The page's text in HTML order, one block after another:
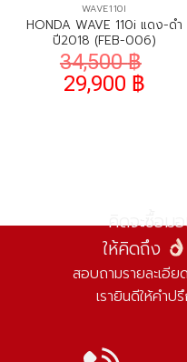
WAVE110I
HONDA WAVE 110i แดง-ดำ
ปี2018 (FEB-006)
34,500฿
29,900 ฿
คิดจะซื้อม
ให้คิดถึง
สอบถามรายละเอี
เรายินดีให้คำ